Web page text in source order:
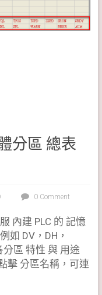
分區 總表
0 Comment
內建 PLC 的 記憶
如 DV，DH，
區 特性 與 用途
擊 分區名稱，可連